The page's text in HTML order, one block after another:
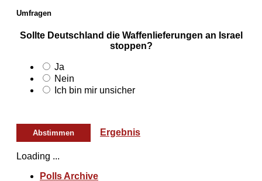
Umfragen
Sollte Deutschland die Waffenlieferungen an Israel
stoppen?
Ja
Nein
Ich bin mir unsicher
Ergebnis
Loading ...
Polls Archive